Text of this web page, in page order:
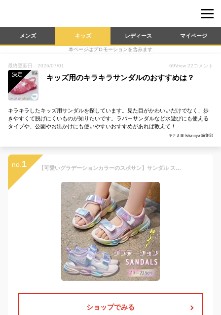
メンズ キッズ レディース マイページ
本ページはプロモーションを含みます
最終更新日：2026/07/01 69View 22 コメント
決定 キッズ用のキラキラサンダルのおすすめは？
キラキラしたキッズ用サンダルを探しています。見た目がかわいいだけでなく、歩
きやすくて脱げにくいものが知りたいです。ラバーサンダルなど水遊びにも使える
タイプや、公園やお出かけにも使いやすいおすすめがあれば教えて！
キテミヨ-kitemiyo-編集部
no. 1 【可愛いグラデーションカラーのスポサン】サンダル スポーツサンダル キッズ 女の子 ガールズ 韓国風 キッズ ジュニア 子供 子ども 子ども靴 スポサン 軽量 かわいい おしゃれ トレンド グラデーション グリッター パープル/ピンク アウトドア 海 プール 夏
ショップでみる